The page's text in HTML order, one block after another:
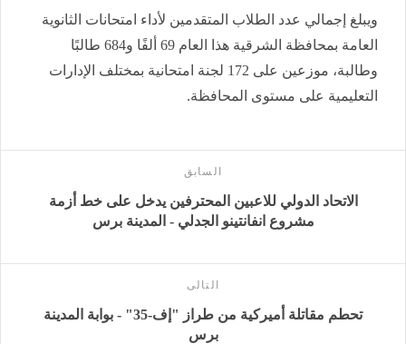
ويبلغ إجمالي عدد الطلاب المتقدمين لأداء امتحانات الثانوية
العامة بمحافظة الشرقية هذا العام 69 ألفًا و684 طالبًا
وطالبة، موزعين على 172 لجنة امتحانية بمختلف الإدارات
التعليمية على مستوى المحافظة.
السابق
الاتحاد الدولي للاعبين المحترفين يدخل على خط أزمة
مشروع انفانتينو الجدلي - المدينة برس
التالى
تحطم مقاتلة أميركية من طراز "إف-35" - بوابة المدينة
برس